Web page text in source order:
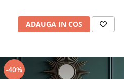
ADAUGA IN COS
-40%